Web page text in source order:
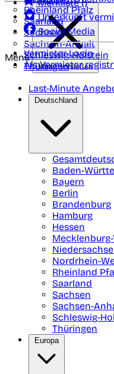
Rheinland Pfalz
Saarland
Sachsen
Sachsen-Anhalt
Schleswig-Holstein
Thüringen
Merkliste ()
Unterkunft
Social Media
Vermieter-Login
Als Vermieter
Menü
Menü schließen
Last-Minute
Deutschland
Baden-
Bayern
Berlin
Brandenburg
Hamburg
Hessen
Nordrhein-
Rheinland
Saarland
Sachsen
Sachsen-
Schleswig-
Thüringen
Europa